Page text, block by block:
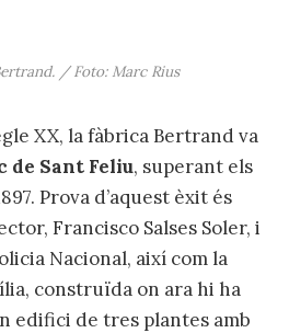
/ Foto: Marc Rius
XX, la fàbrica Bertrand va
de Sant Feliu, superant els
Prova d’aquest èxit és
Francisco Salses Soler, i
Nacional, així com la
construïda on ara hi ha
edifici de tres plantes amb